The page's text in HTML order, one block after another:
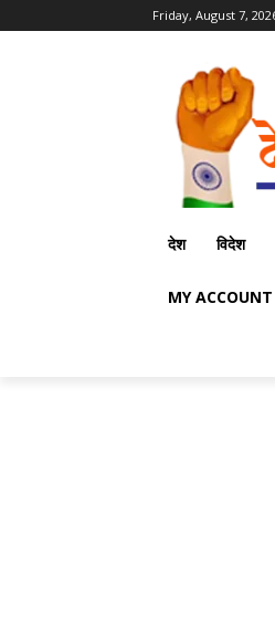
Friday, August 7,
देश विदेश
MY ACCOUNT